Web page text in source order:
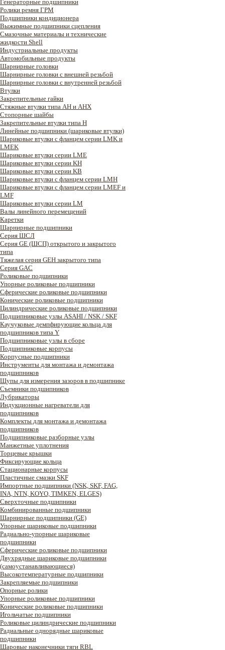
Генераторные подшипники
Ролики ремня ГРМ
Подшипники кондиционера
Выжимные подшипники сцепления
Смазочные материалы и технические
жидкости Shell
Индустриальные продукты
Автомобильные продукты
Шарнирные головки
Шарнирные головки с внешней резьбой
Шарнирные головки с внутренней резьбой
Втулки
Закрепительные гайки
Стяжные втулки типа AH и AHX
Стопорные шайбы
Закрепительные втулки типа H
Линейные подшипники (шариковые втулки)
Шариковые втулки с фланцем серии LMK и
LMEK
Шариковые втулки серии LME
Шариковые втулки серии KH
Шариковые втулки серии KB
Шариковые втулки с фланцем серии LMH
Шариковые втулки с фланцем серии LMEF и
LMF
Шариковые втулки серии LM
Валы линейного перемещений
Каретки
Шарнирные подшипники
Cерия ШСЛ
Серия GE (ШСП) открытого и закрытого
типа
Тяжелая серия GEH закрытого типа
Серия GAC
Роликовые подшипники
Упорные роликовые подшипники
Сферические роликовые подшипники
Конические роликовые подшипники
Цилиндрические роликовые подшипники
Подшипниковые узлы ASAHI / NSK / SKF
Каучуковые демпфирующие кольца для
подшипников типа Y
Подшипниковые узлы в сборе
Подшипниковые корпусы
Корпусные подшипники
Инструменты для монтажа и демонтажа
подшипников
Щупы для измерения зазоров в подшипнике
Съемники подшипников
Лубрикаторы
Индукционные нагреватели для
подшипников
Комплекты для монтажа и демонтажа
подшипников
Подшипниковые разборные узлы
Манжетные уплотнения
Торцевые крышки
Фиксирующие кольца
Стационарные корпусы
Пластичные смазки SKF
Импортные подшипники (NSK, SKF, FAG,
INA, NTN, KOYO, TIMKEN, ELGES)
Сверхточные подшипники
Комбинированные подшипники
Шарнирные подшипники (GE)
Упорные шариковые подшипники
Радиально-упорные шариковые
подшипники
Сферические роликовые подшипники
Двухрядные шариковые подшипники
(самоустанавливающиеся)
Высокотемпературные подшипники
Закрепляемые подшипники
Опорные ролики
Упорные роликовые подшипники
Конические роликовые подшипники
Игольчатые подшипники
Роликовые цилиндрические подшипники
Радиальные однорядные шариковые
подшипники
Шаровые наконечники тяги RBL